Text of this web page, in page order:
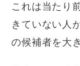
これは当たり
きていない人
の候補者を大